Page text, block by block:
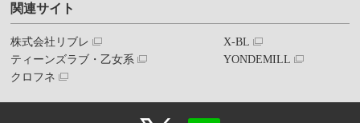
関連サイト
株式会社リブレ
ティーンズラブ・乙女系
クロフネ
X-BL
YONDEMILL